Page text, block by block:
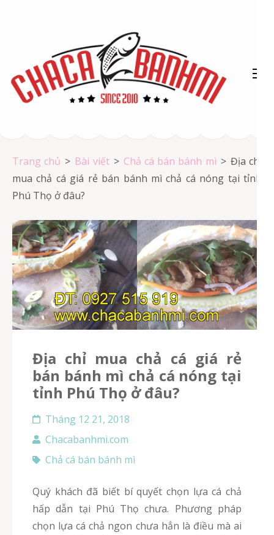
nội
dung
Trang chủ > Bài viết > Chả cá bán bánh mì > Địa chỉ
mua chả cá giá rẻ bán bánh mì chả cá nóng tại tỉnh
Phú Thọ ở đâu?
Địa chỉ mua chả cá giá rẻ
bán bánh mì chả cá nóng tại
tỉnh Phú Thọ ở đâu?
Tháng 12 21, 2018
Chacabanhmi.com
Chả cá bán bánh mì
Quý khách đã biết bí quyết chọn lựa cá chả
hấp dẫn tại Phú Thọ chưa. Phương pháp
chọn lựa cá chả ngon chưa hẳn là điều mà ai